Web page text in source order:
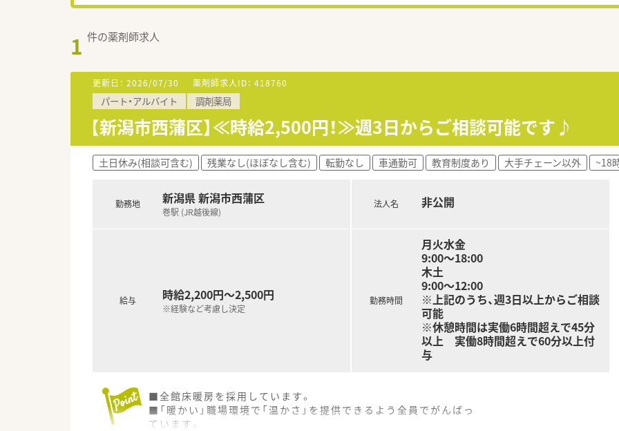
1 件の薬剤師求人
更新日： 2026/07/30 薬剤師求人ID： 418760
パート・アルバイト 調剤薬局
【新潟市西蒲区】≪時給2,500円！≫週3日からご相談可能です♪
土日休み(相談可含む) 残業なし(ほぼなし含む) 転勤なし 車通勤可 教育制度あり 大手チェーン以外 ~18
勤務地 新潟県 新潟市西蒲区
巻駅 (JR越後線)
給与 時給2,200円～2,500円
※経験など考慮し決定
法人名 非公開
勤務時間
月火水金
9:00〜18:00
木土
9:00〜12:00
※上記のうち、週3日以上からご相談
可能
※休憩時間は実働6時間超えで45分
以上 実働8時間超えで60分以上付
与
■全館床暖房を採用しています。
■「暖かい」職場環境で「温かさ」を提供できるよう全員でがんばっ
ています。